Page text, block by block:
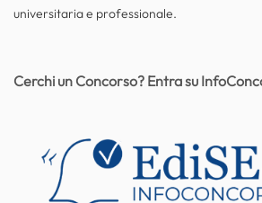
universitaria e professionale.
Cerchi un Concorso? Entra su